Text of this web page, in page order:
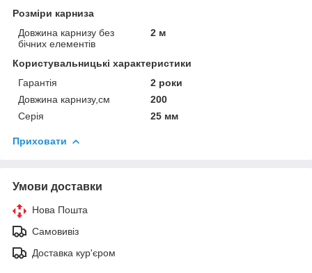
Розміри карниза
Довжина карнизу без
бічних елементів
2 м
Користувальницькі характеристики
Гарантія
2 роки
Довжина карнизу,см
200
Серія
25 мм
Приховати
Умови доставки
Нова Пошта
Самовивіз
Доставка кур'єром